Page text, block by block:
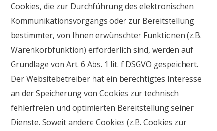
Cookies, die zur Durchführung des elektronischen
Kommunikationsvorgangs oder zur Bereitstellung
bestimmter, von Ihnen erwünschter Funktionen (z.B.
Warenkorbfunktion) erforderlich sind, werden auf
Grundlage von Art. 6 Abs. 1 lit. f DSGVO gespeichert.
Der Websitebetreiber hat ein berechtigtes Interesse
an der Speicherung von Cookies zur technisch
fehlerfreien und optimierten Bereitstellung seiner
Dienste. Soweit andere Cookies (z.B. Cookies zur